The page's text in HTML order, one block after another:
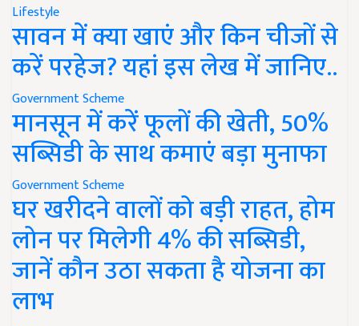
Lifestyle
सावन में क्या खाएं और किन चीजों से
करें परहेज? यहां इस लेख में जानिए..
Government Scheme
मानसून में करें फूलों की खेती, 50%
सब्सिडी के साथ कमाएं बड़ा मुनाफा
Government Scheme
घर खरीदने वालों को बड़ी राहत, होम
लोन पर मिलेगी 4% की सब्सिडी,
जानें कौन उठा सकता है योजना का
लाभ